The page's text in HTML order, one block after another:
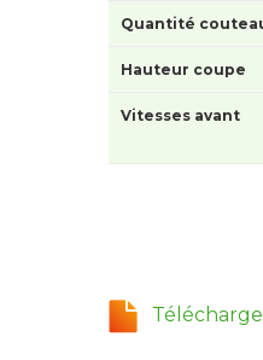
Quantité
Hauteur coupe
Vitesses avant